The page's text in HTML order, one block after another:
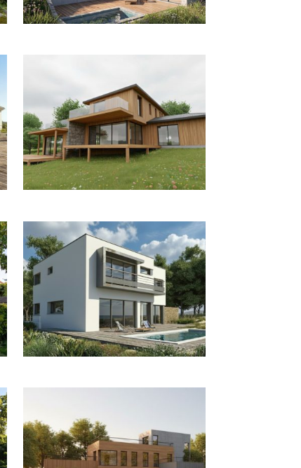
ETUDE POUR UNE MAISON À BENNERVILLE-
SUR-MER
CONSTRUCTION D’UNE MAISON
CONTEMPORAINE EN MAÇONNERIE À
CROISSY SUR SEINE
ETUDE POUR UNE MAISON
CONTEMPORAINE À MEUDON (92)